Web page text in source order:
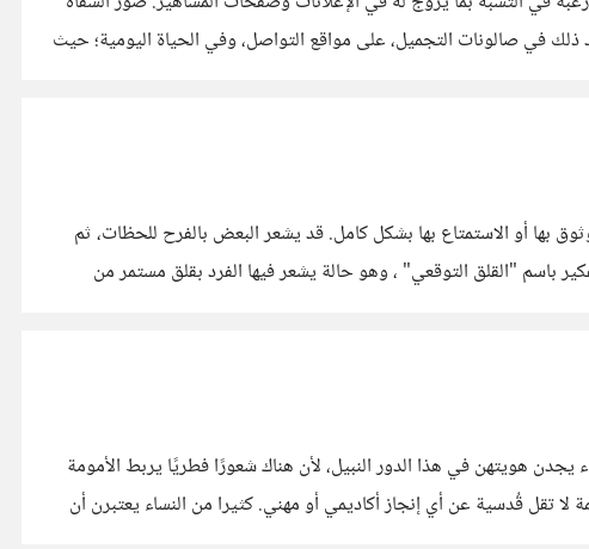
في صالونات التجميل، على مواقع التواصل، وفي الحياة اليومية؛ حيث
على الوثوق بها أو الاستمتاع بها بشكل كامل. قد يشعر البعض بالفرح للحظات، ثم
باسم "القلق التوقعي" ، وهو حالة يشعر فيها الفرد بقلق مستمر من
يجدن هويتهن في هذا الدور النبيل، لأن هناك شعورًا فطريًا يربط الأمومة
لا تقل قُدسية عن أي إنجاز أكاديمي أو مهني. كثيرا من النساء يعتبرن أن